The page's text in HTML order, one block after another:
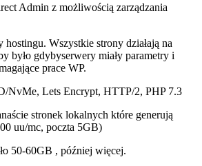
Admin z możliwością zarządzania
hostingu. Wszystkie strony działają na
było gdybyserwery miały parametry i
prace WP.
NvMe, Lets Encrypt, HTTP/2, PHP 7.3
stronek lokalnych które generują
uu/mc, poczta 5GB)
50-60GB , później więcej.